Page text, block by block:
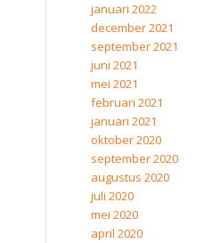
januari 2022
december 2021
september 2021
juni 2021
mei 2021
februari 2021
januari 2021
oktober 2020
september 2020
augustus 2020
juli 2020
mei 2020
april 2020